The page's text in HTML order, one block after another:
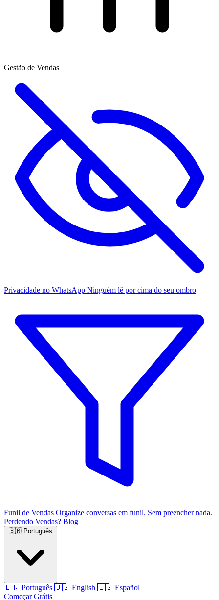
Gestão de Vendas
Privacidade no WhatsApp Ninguém lê por cima do seu ombro
Funil de Vendas Organize conversas em funil. Sem preencher nada.
Perdendo Vendas? Blog
🇧🇷 Português
🇧🇷 Português 🇺🇸 English 🇪🇸 Español
Começar Grátis